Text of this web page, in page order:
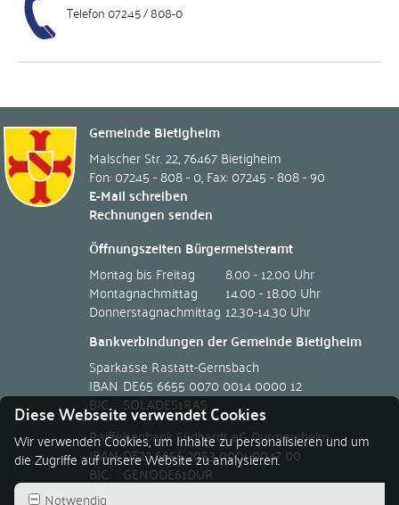
Telefon 07245 / 808-0
Gemeinde Bietigheim
Malscher Str. 22,76467Bietigheim
Fon: 07245 - 808 - 0,Fax: 07245 - 808 - 90
E-Mail schreiben
Rechnungen senden
Öffnungszeiten Bürgermeisteramt
Montag bis Freitag
8.00 - 12.00 Uhr
Montagnachmittag
14.00 - 18.00 Uhr
Donnerstagnachmittag 12.30-14.30 Uhr
Bankverbindungen der Gemeinde Bietigheim
Sparkasse Rastatt-Gernsbach
IBAN DE65 6655 0070 0014 0000 12
BIC
SOLADES1RAS
Raiffeisenbank Südhardt eG Durmersheim
IBANDE22 6656 2053 0001 0047 00
BIC
GENODE61DUR
Diese Webseite verwendet Cookies
Wir verwenden Cookies, um Inhalte zu personalisieren und um
die Zugriffe auf unsere Website zu analysieren.
Notwendig